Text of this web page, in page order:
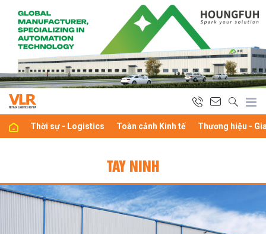
Thời sự - Logistics Toàn cảnh Kinh tế Thương hiệu -
TAY NINH